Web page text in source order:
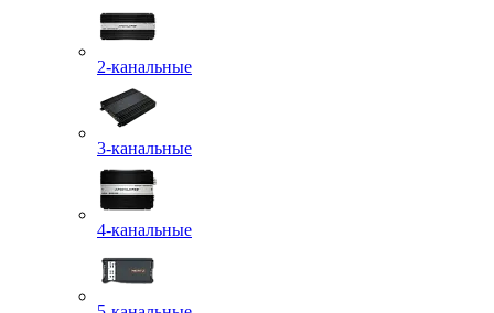
2-канальные
3-канальные
4-канальные